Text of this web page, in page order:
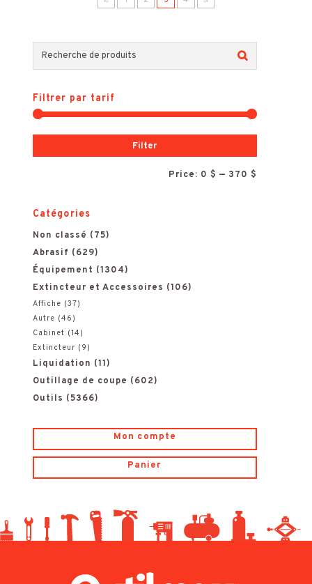
c
e
h
e
o
u
r
:
Filtrer par tarif
Filter
Price: 0 $ — 370 $
Catégories
Non classé (75)
Abrasif (629)
Équipement (1304)
Extincteur et Accessoires (106)
Affiche (37)
Autre (46)
Cabinet (14)
Extincteur (9)
Liquidation (11)
Outillage de coupe (602)
Outils (5366)
Mon compte
Panier